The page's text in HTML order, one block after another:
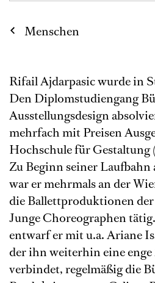
Menschen
Rifail Ajdarpasic wurde in
Den Diplomstudiengang
Ausstellungsdesign
mehrfach mit Preisen
Hochschule für
Zu Beginn seiner
war er mehrmals an der
die Ballettproduktionen
Junge Choreographen
entwarf er mit u.a. Ariane
der ihn weiterhin eine
verbindet, regelmäßig die